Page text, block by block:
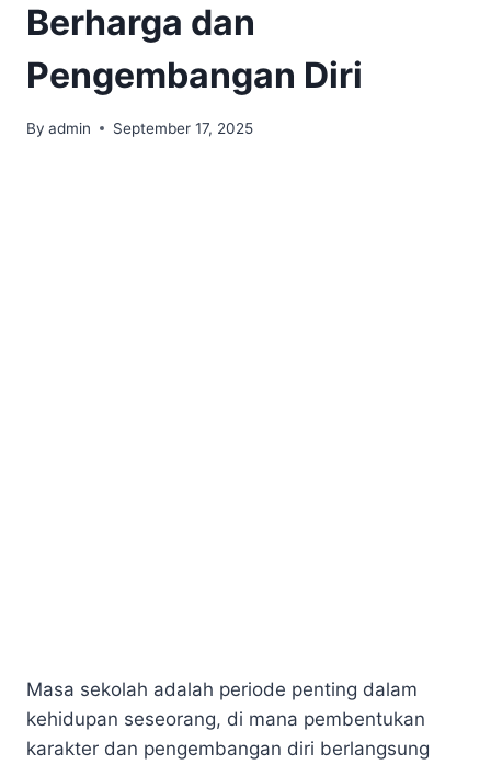
Berharga dan
Pengembangan Diri
By admin September 17, 2025
Masa sekolah adalah periode penting dalam
kehidupan seseorang, di mana pembentukan
karakter dan pengembangan diri berlangsung